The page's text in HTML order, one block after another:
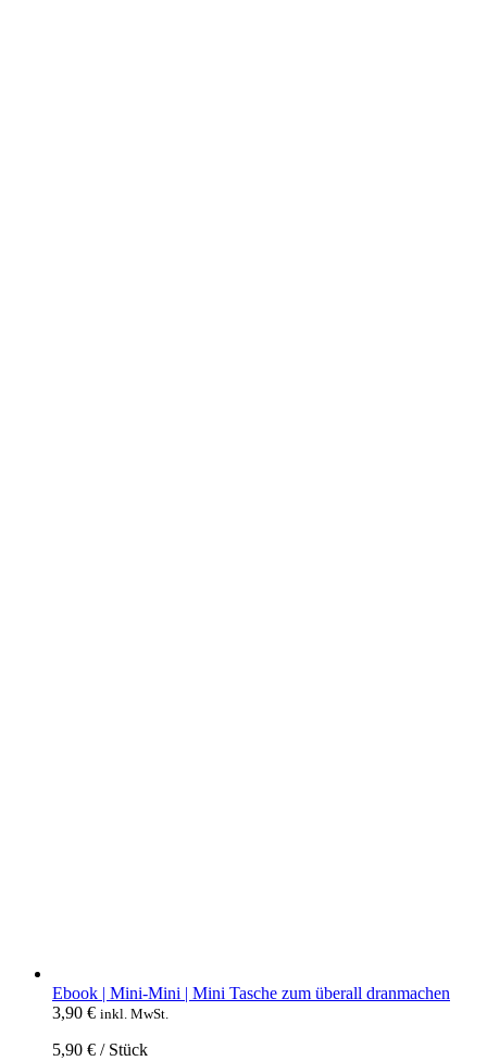
Ebook | Mini-Mini | Mini Tasche zum überall dranmachen
3,90 € inkl. MwSt.
5,90 € / Stück